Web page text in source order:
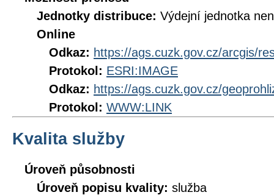
Jednotky distribuce: Výdejní jednotka
Online
Odkaz: https://ags.cuzk.gov.cz/arcgis/
Protokol: ESRI:IMAGE
Odkaz: https://ags.cuzk.gov.cz/
Protokol: WWW:LINK
Kvalita služby
Úroveň působnosti
Úroveň popisu kvality: služba